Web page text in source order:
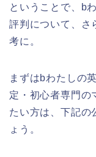
ということで、b
評判について、さ
考に。
まずはbわたしの
定・初心者専門の
たい方は、下記の
ょう。